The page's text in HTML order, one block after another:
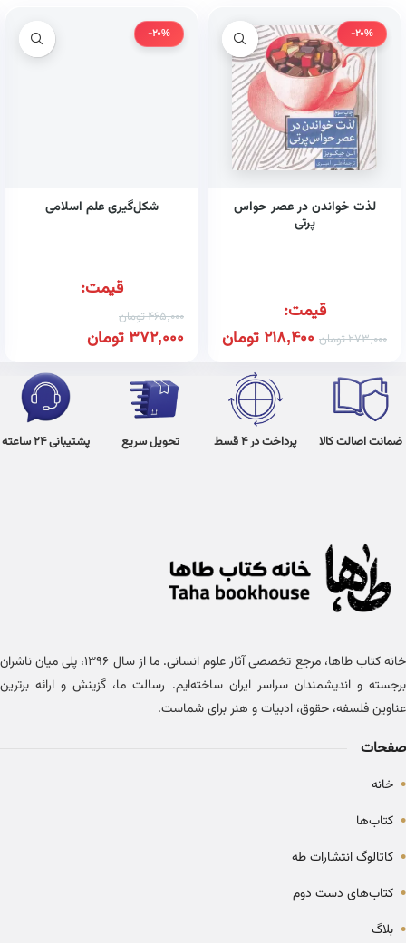
-20%
لذت خواندن در عصر حواس
پرتی
قیمت:
273,000تومان 218,400تومان
-20%
شکل‌گیری علم اسلامی
قیمت:
465,000تومان
372,000تومان
ضمانت اصالت کالا پرداخت در 4 قسط تحویل سریع پشتیبانی 24 ساعته
خانه کتاب طاها، مرجع تخصصی آثار علوم انسانی. ما از سال ۱۳۹۶، پلی میان ناشران
برجسته و اندیشمندان سراسر ایران ساخته‌ایم. رسالت ما، گزینش و ارائه برترین
عناوین فلسفه، حقوق، ادبیات و هنر برای شماست.
صفحات
• خانه
• کتاب‌ها
• کاتالوگ انتشارات طه
• کتاب‌های دست دوم
• بلاگ